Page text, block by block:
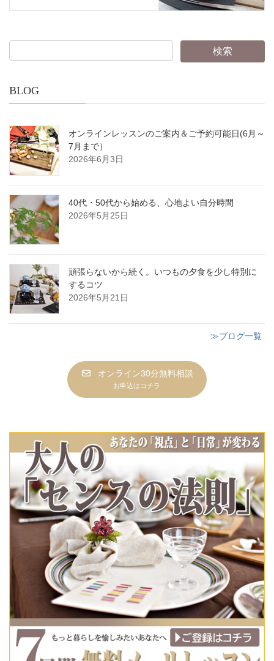
BLOG
オンラインレッスンのご案内＆ご予約可能日(6月～
7月まで）
2026年6月3日
40代・50代から始める、心地よい自分時間
2026年5月25日
頑張らないから続く。いつもの夕食を少し特別に
するコツ
2026年5月21日
≫ブログ一覧
オンライン30分無料相談
お申込はコチラ